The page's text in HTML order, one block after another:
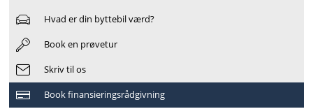
Hvad er din byttebil værd?
Book en prøvetur
Skriv til os
Book finansieringsrådgivning